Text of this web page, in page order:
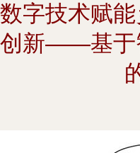
数字技术赋
创新——基于